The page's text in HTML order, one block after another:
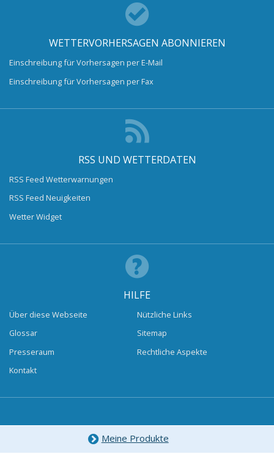
WETTERVORHERSAGEN ABONNIEREN
Einschreibung für Vorhersagen per E-Mail
Einschreibung für Vorhersagen per Fax
RSS UND WETTERDATEN
RSS Feed Wetterwarnungen
RSS Feed Neuigkeiten
Wetter Widget
HILFE
Über diese Webseite
Glossar
Presseraum
Kontakt
Nützliche Links
Sitemap
Rechtliche Aspekte
Meine Produkte